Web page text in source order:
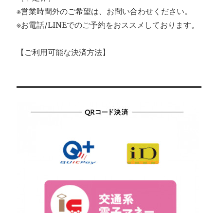
※営業時間外のご希望は、お問い合わせください。
※お電話/LINEでのご予約をおススメしております。
【ご利用可能な決済方法】